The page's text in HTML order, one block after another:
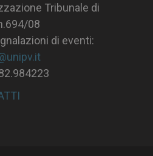
Tribunale di
08
di eventi: